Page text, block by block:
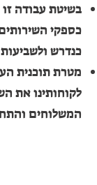
בשיטת עבודה
כספקי
כנדרש
מטרת תוכנית
לקוחותינו את
המשלוחים